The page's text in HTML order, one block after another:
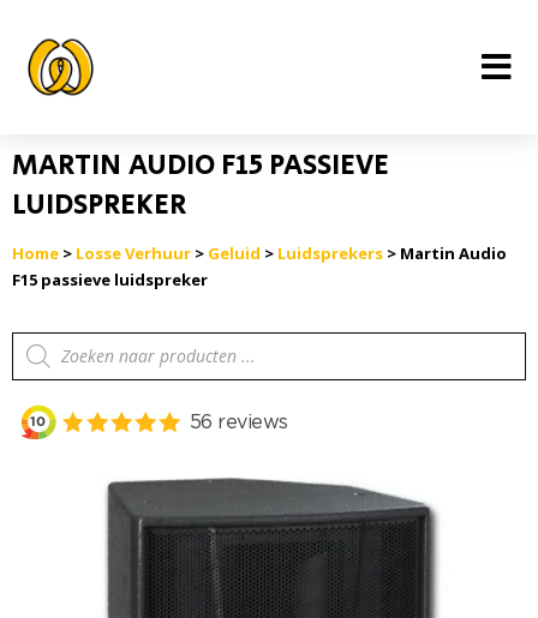
inhoud
MARTIN AUDIO F15 PASSIEVE
LUIDSPREKER
Home > Losse Verhuur > Geluid > Luidsprekers > Martin Audio
F15 passieve luidspreker
Producten
zoeken